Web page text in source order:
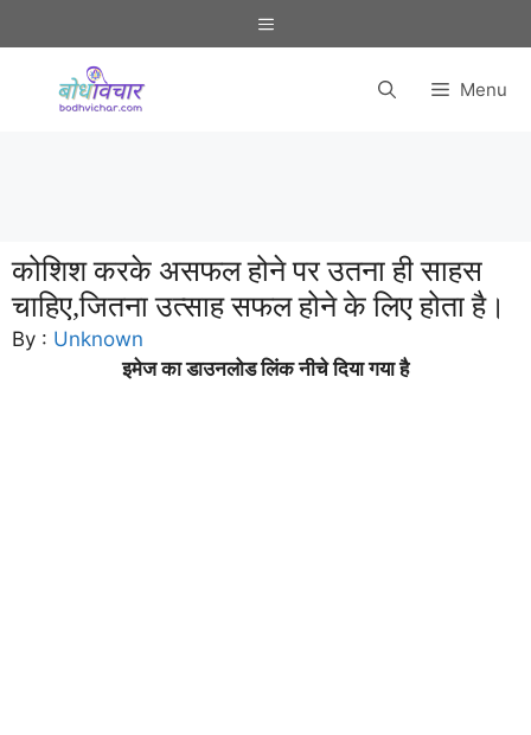
to
Menu
Menu
कोशिश करके असफल होने पर उतना ही साहस
चाहिए,जितना उत्साह सफल होने के लिए होता है।
By : Unknown
इमेज का डाउनलोड लिंक नीचे दिया गया है